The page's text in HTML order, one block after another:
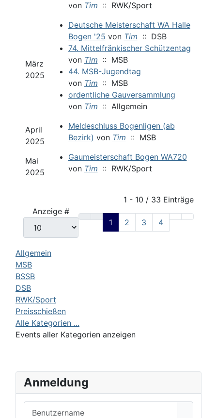
von Tim :: RWK/Sport
März
2025
Deutsche Meisterschaft WA Halle
Bogen '25 von Tim :: DSB
74. Mittelfränkischer Schützentag
von Tim :: MSB
44. MSB-Jugendtag
von Tim :: MSB
ordentliche Gauversammlung
von Tim :: Allgemein
April
2025
Meldeschluss Bogenligen (ab
Bezirk) von Tim :: MSB
Mai
2025
Gaumeisterschaft Bogen WA720
von Tim :: RWK/Sport
1 - 10 / 33 Einträge
Anzeige #
1
2 3 4
Allgemein
MSB
BSSB
DSB
RWK/Sport
Preisschießen
Alle Kategorien ...
Events aller Kategorien anzeigen
Anmeldung